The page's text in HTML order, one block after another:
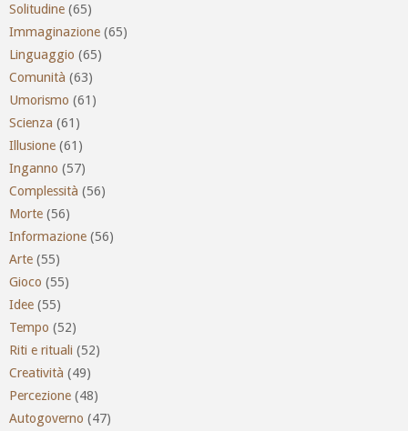
Solitudine (65)
Immaginazione (65)
Linguaggio (65)
Comunità (63)
Umorismo (61)
Scienza (61)
Illusione (61)
Inganno (57)
Complessità (56)
Morte (56)
Informazione (56)
Arte (55)
Gioco (55)
Idee (55)
Tempo (52)
Riti e rituali (52)
Creatività (49)
Percezione (48)
Autogoverno (47)